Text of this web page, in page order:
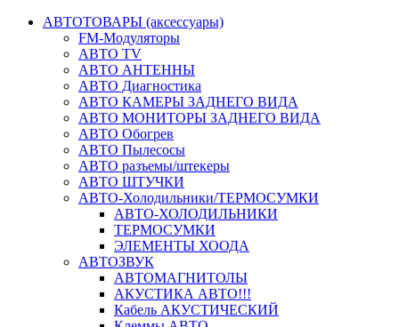
АВТОТОВАРЫ (аксессуары)
FM-Модуляторы
АВТО TV
АВТО АНТЕННЫ
АВТО Диагностика
АВТО КАМЕРЫ ЗАДНЕГО ВИДА
АВТО МОНИТОРЫ ЗАДНЕГО ВИДА
АВТО Обогрев
АВТО Пылесосы
АВТО разъемы/штекеры
АВТО ШТУЧКИ
АВТО-Холодильники/ТЕРМОСУМКИ
АВТО-ХОЛОДИЛЬНИКИ
ТЕРМОСУМКИ
ЭЛЕМЕНТЫ ХООДА
АВТОЗВУК
АВТОМАГНИТОЛЫ
АКУСТИКА АВТО!!!
Кабель АКУСТИЧЕСКИЙ